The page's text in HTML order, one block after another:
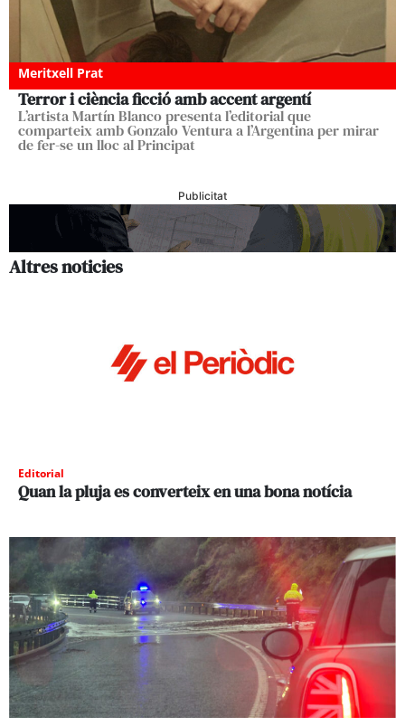
Meritxell Prat
Terror i ciència ficció amb accent argentí
L’artista Martín Blanco presenta l’editorial que
comparteix amb Gonzalo Ventura a l’Argentina per mirar
de fer-se un lloc al Principat
Publicitat
Altres noticies
Editorial
Quan la pluja es converteix en una bona notícia